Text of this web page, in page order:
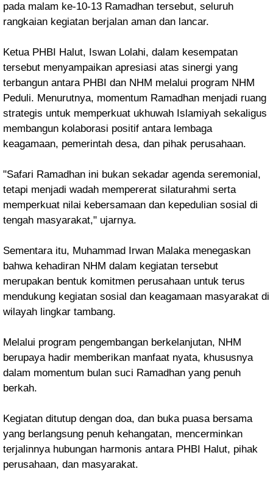
pada malam ke-10-13 Ramadhan tersebut, seluruh
rangkaian kegiatan berjalan aman dan lancar.
Ketua PHBI Halut, Iswan Lolahi, dalam kesempatan
tersebut menyampaikan apresiasi atas sinergi yang
terbangun antara PHBI dan NHM melalui program NHM
Peduli. Menurutnya, momentum Ramadhan menjadi ruang
strategis untuk memperkuat ukhuwah Islamiyah sekaligus
membangun kolaborasi positif antara lembaga
keagamaan, pemerintah desa, dan pihak perusahaan.
"Safari Ramadhan ini bukan sekadar agenda seremonial,
tetapi menjadi wadah mempererat silaturahmi serta
memperkuat nilai kebersamaan dan kepedulian sosial di
tengah masyarakat," ujarnya.
Sementara itu, Muhammad Irwan Malaka menegaskan
bahwa kehadiran NHM dalam kegiatan tersebut
merupakan bentuk komitmen perusahaan untuk terus
mendukung kegiatan sosial dan keagamaan masyarakat di
wilayah lingkar tambang.
Melalui program pengembangan berkelanjutan, NHM
berupaya hadir memberikan manfaat nyata, khususnya
dalam momentum bulan suci Ramadhan yang penuh
berkah.
Kegiatan ditutup dengan doa, dan buka puasa bersama
yang berlangsung penuh kehangatan, mencerminkan
terjalinnya hubungan harmonis antara PHBI Halut, pihak
perusahaan, dan masyarakat.